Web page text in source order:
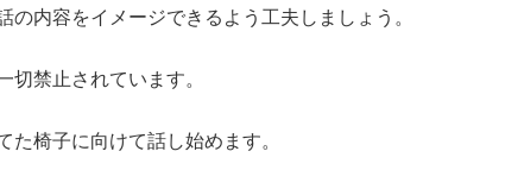
内容をイメージできるよう工夫しましょう。
禁止されています。
椅子に向けて話し始めます。